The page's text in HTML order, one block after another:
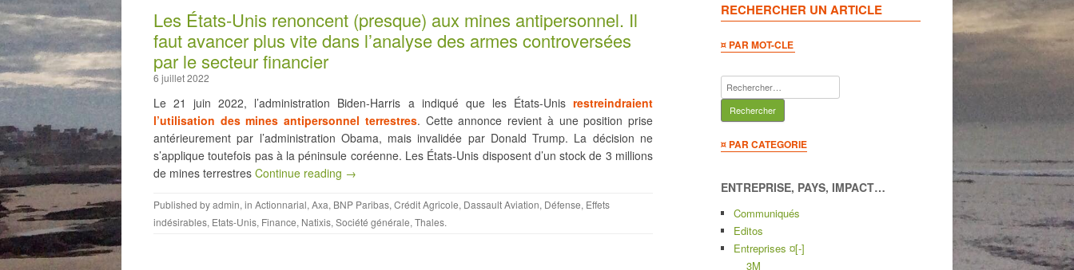
Les États-Unis renoncent (presque) aux mines antipersonnel. Il
faut avancer plus vite dans l’analyse des armes controversées
par le secteur financier
6 juillet 2022
Le 21 juin 2022, l’administration Biden-Harris a indiqué que les États-Unis restreindraient
l’utilisation des mines antipersonnel terrestres. Cette annonce revient à une position prise
antérieurement par l’administration Obama, mais invalidée par Donald Trump. La décision ne
s’applique toutefois pas à la péninsule coréenne. Les États-Unis disposent d’un stock de 3 millions
de mines terrestres Continue reading →
Published byadmin, in Actionnarial, Axa, BNP Paribas, Crédit Agricole, Dassault Aviation, Défense, Effets
indésirables, Etats-Unis, Finance, Natixis, Société générale, Thales.
RECHERCHER UN ARTICLE
¤ PAR MOT-CLE
Rechercher :
¤ PAR CATEGORIE
ENTREPRISE, PAYS, IMPACT…
Communiqués
Editos
Entreprises ¤[-]
3M